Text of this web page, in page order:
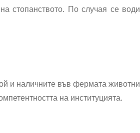
стопанството. По случая се води
и наличните във фермата животни
на институцията.